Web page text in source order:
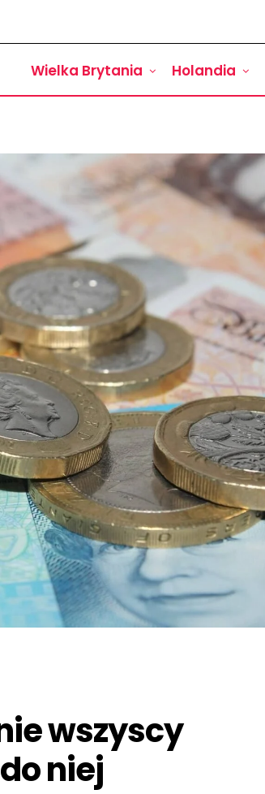
Wielka Brytania Holandia
wszyscy
niej